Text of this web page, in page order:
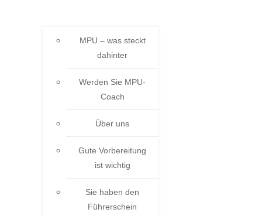
MPU – was steckt
dahinter
Werden Sie MPU-
Coach
Über uns
Gute Vorbereitung
ist wichtig
Sie haben den
Führerschein